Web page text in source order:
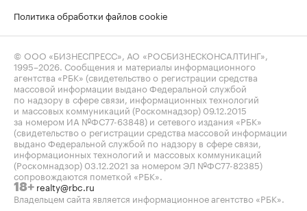
Политика обработки файлов cookie
© ООО «БИЗНЕСПРЕСС», АО «РОСБИЗНЕСКОНСАЛТИНГ»,
1995–2026 . Сообщения и материалы информационного
агентства «РБК» (свидетельство о регистрации средства
массовой информации выдано Федеральной службой
по надзору в сфере связи, информационных технологий
и массовых коммуникаций (Роскомнадзор) 09.12.2015
за номером ИА №ФС77-63848) и сетевого издания «РБК»
(свидетельство о регистрации средства массовой информации
выдано Федеральной службой по надзору в сфере связи,
информационных технологий и массовых коммуникаций
(Роскомнадзор) 03.12.2021 за номером ЭЛ №ФС77-82385)
сопровождаются пометкой «РБК».
18+ realty@rbc.ru
Владельцем сайта является информационное агентство «РБК».